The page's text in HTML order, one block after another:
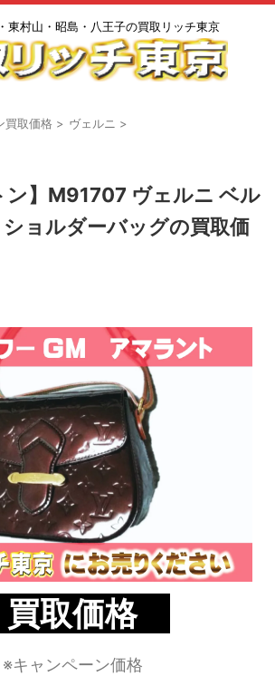
東村山・昭島・八王子の買取リッチ東京
買取価格 > ヴェルニ >
ン】M91707 ヴェルニ ベル
ョルダーバッグの買取価
買取価格
※キャンペーン価格